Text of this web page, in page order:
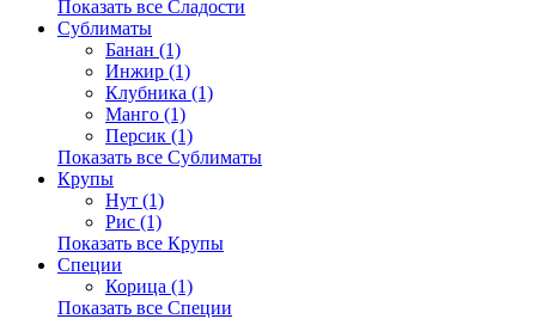
Показать все Сладости
Сублиматы
Банан (1)
Инжир (1)
Клубника (1)
Манго (1)
Персик (1)
Показать все Сублиматы
Крупы
Нут (1)
Рис (1)
Показать все Крупы
Специи
Корица (1)
Показать все Специи